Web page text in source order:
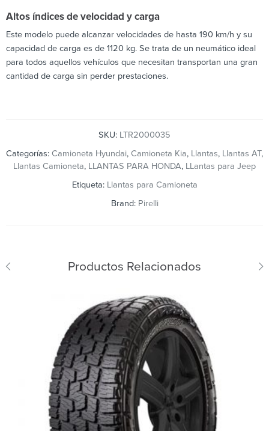
Altos índices de velocidad y carga
Este modelo puede alcanzar velocidades de hasta 190 km/h y su
capacidad de carga es de 1120 kg. Se trata de un neumático ideal
para todos aquellos vehículos que necesitan transportan una gran
cantidad de carga sin perder prestaciones.
SKU: LTR2000035
Categorías: Camioneta Hyundai, Camioneta Kia, Llantas, Llantas AT,
Llantas Camioneta, LLANTAS PARA HONDA, LLantas para Jeep
Etiqueta: Llantas para Camioneta
Brand: Pirelli
Productos Relacionados